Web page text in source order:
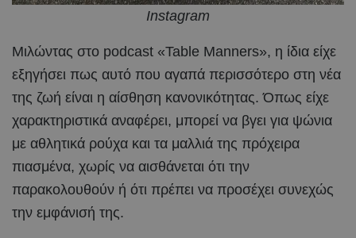
Instagram
Μιλώντας στο podcast «Table Manners», η ίδια είχε
εξηγήσει πως αυτό που αγαπά περισσότερο στη νέα
της ζωή είναι η αίσθηση κανονικότητας. Όπως είχε
χαρακτηριστικά αναφέρει, μπορεί να βγει για ψώνια
με αθλητικά ρούχα και τα μαλλιά της πρόχειρα
πιασμένα, χωρίς να αισθάνεται ότι την
παρακολουθούν ή ότι πρέπει να προσέχει συνεχώς
την εμφάνισή της.